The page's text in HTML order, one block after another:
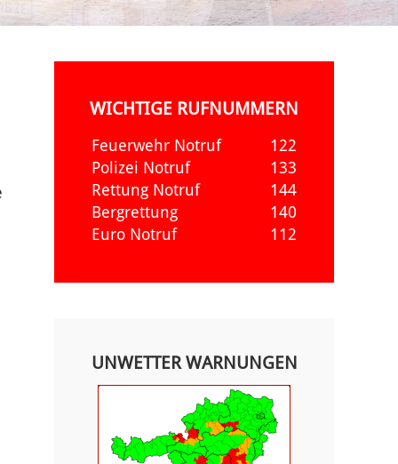
WICHTIGE RUFNUMMERN
Feuerwehr Notruf
122
Polizei Notruf
133
Rettung Notruf
144
Bergrettung
140
Euro Notruf
112
UNWETTER WARNUNGEN